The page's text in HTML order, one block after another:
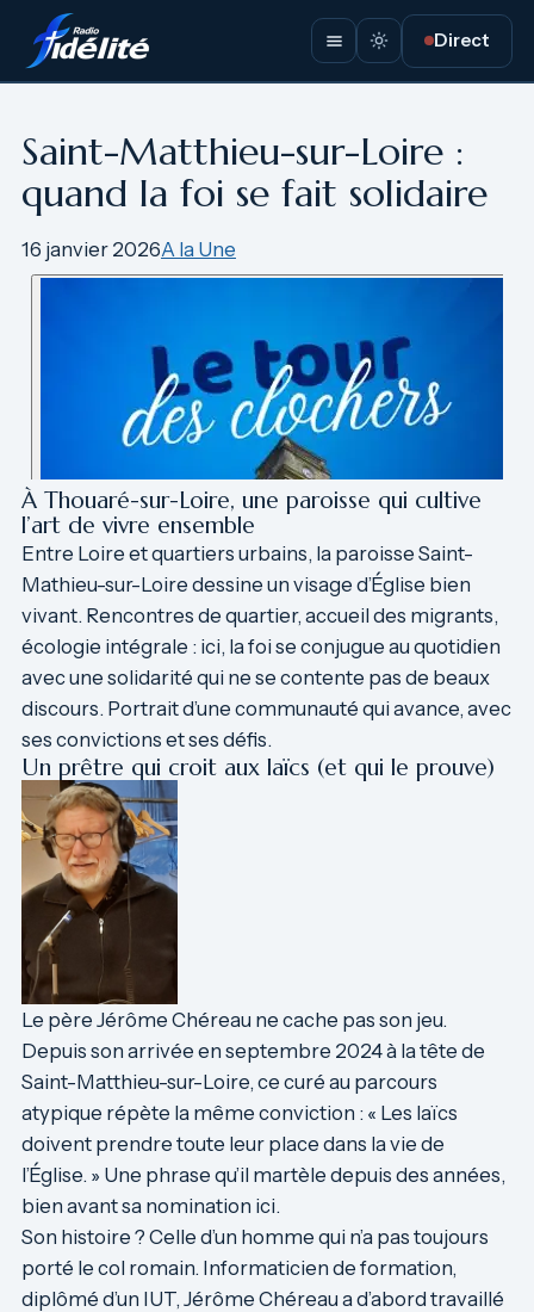
contenu
Direct
Saint-Matthieu-sur-Loire :
quand la foi se fait solidaire
16 janvier 2026A la Une
À Thouaré-sur-Loire, une paroisse qui cultive
l’art de vivre ensemble
Entre Loire et quartiers urbains, la paroisse Saint-
Mathieu-sur-Loire dessine un visage d’Église bien
vivant. Rencontres de quartier, accueil des migrants,
écologie intégrale : ici, la foi se conjugue au quotidien
avec une solidarité qui ne se contente pas de beaux
discours. Portrait d’une communauté qui avance, avec
ses convictions et ses défis.
Un prêtre qui croit aux laïcs (et qui le prouve)
Le père Jérôme Chéreau ne cache pas son jeu.
Depuis son arrivée en septembre 2024 à la tête de
Saint-Matthieu-sur-Loire, ce curé au parcours
atypique répète la même conviction : « Les laïcs
doivent prendre toute leur place dans la vie de
l’Église. » Une phrase qu’il martèle depuis des années,
bien avant sa nomination ici.
Son histoire ? Celle d’un homme qui n’a pas toujours
porté le col romain. Informaticien de formation,
diplômé d’un IUT, Jérôme Chéreau a d’abord travaillé